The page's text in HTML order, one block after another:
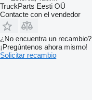
TruckParts Eesti OÜ
Contacte con el vendedor
¿No encuentra un recambio?
¡Pregúntenos ahora mismo!
Solicitar recambio